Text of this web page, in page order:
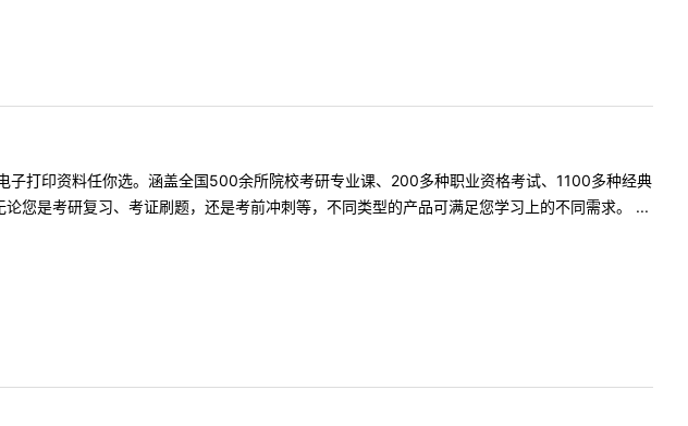
子打印资料任你选。涵盖全国500余所院校考研专业课、200多种职业资格考试、1100多种经典
您是考研复习、考证刷题，还是考前冲刺等，不同类型的产品可满足您学习上的不同需求。 ...